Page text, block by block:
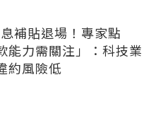
補貼退場！專家點
能力需關注」：科技業
約風險低